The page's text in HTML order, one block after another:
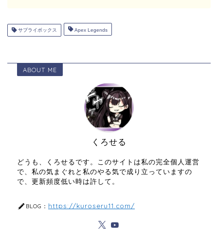
サプライボックス Apex Legends
ABOUT ME
くろせる
どうも、くろせるです。このサイトは私の完全個人運営
で、私の気まぐれと私のやる気で成り立っていますの
で、更新頻度低い時は許して。
BLOG： https://kuroseru11.com/